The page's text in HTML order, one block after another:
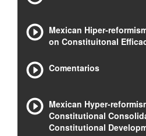
Mexican Hiper-
on Constituitonal
Comentarios
Mexican Hyper-
Constitutional
Constitutional